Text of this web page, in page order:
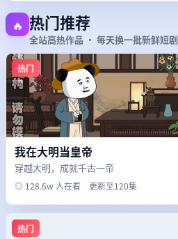
🔥 热门推荐
全站高热作品 · 每天换一批新鲜短剧
热门
我在大明当皇帝
穿越大明，成就千古一帝
◎ 128.6w 人在看 更新至120集
热门